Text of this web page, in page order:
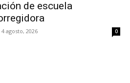
de escuela
4 agosto, 2026 0